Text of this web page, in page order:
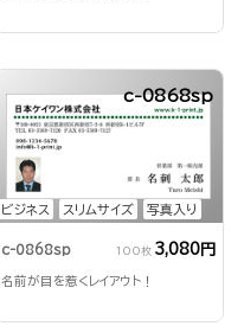
ビジネス スリムサイズ 写真入り
c-0868sp
c-0868sp 100枚 3,080円
名前が目を惹くレイアウト！